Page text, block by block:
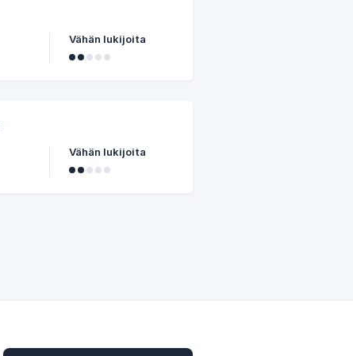
Vähän lukijoita
Vähän lukijoita